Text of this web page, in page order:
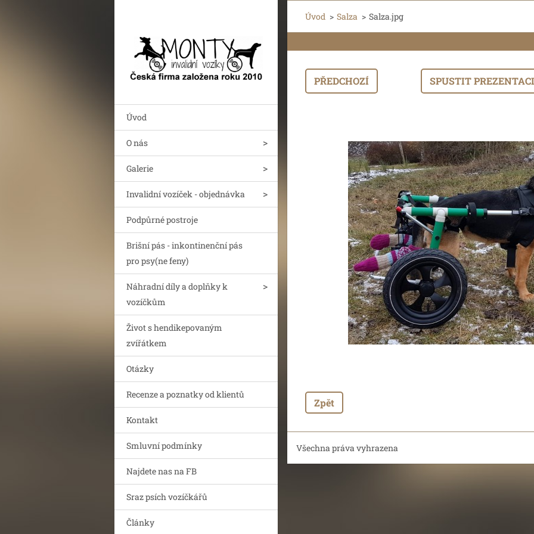
Úvod
O nás
Galerie
Invalidní vozíček - objednávka
Podpůrné postroje
Brišní pás - inkontinenční pás
pro psy(ne feny)
Náhradní díly a doplňky k
vozíčkům
Život s hendikepovaným
zvířátkem
Otázky
Recenze a poznatky od klientů
Kontakt
Smluvní podmínky
Najdete nas na FB
Sraz psích vozíčkářů
Články
Úvod > Salza > Salza.jpg
PŘEDCHOZÍ SPUSTIT
Zpět
Všechna práva vyhrazena